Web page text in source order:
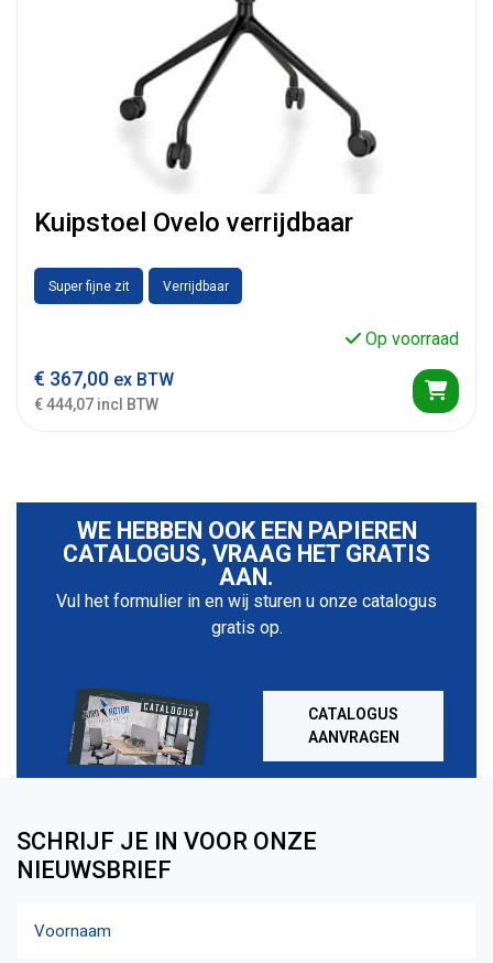
Kuipstoel Ovelo verrijdbaar
Super fijne zit Verrijdbaar
Op voorraad
€ 367,00 ex BTW
€ 444,07 incl BTW
WE HEBBEN OOK EEN PAPIEREN
CATALOGUS, VRAAG HET GRATIS
AAN.
Vul het formulier in en wij sturen u onze catalogus
gratis op.
CATALOGUS
AANVRAGEN
SCHRIJF JE IN VOOR ONZE
NIEUWSBRIEF